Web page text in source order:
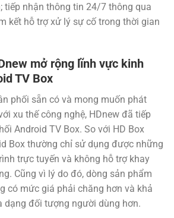
tiếp nhận thông tin 24/7 thông qua
kết hỗ trợ xử lý sự cố trong thời gian
mở rộng lĩnh vực kinh
TV Box
phối sẵn có và mong muốn phát
xu thế công nghệ, HDnew đã tiếp
Android TV Box. So với HD Box
Box thường chỉ sử dụng được những
trực tuyến và không hỗ trợ khay
Cũng vì lý do đó, dòng sản phẩm
có mức giá phải chăng hơn và khả
dạng đối tượng người dùng hơn.